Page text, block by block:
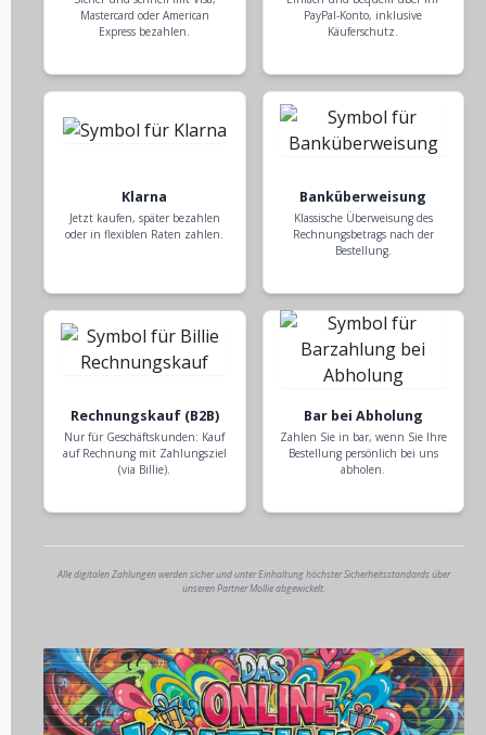
Mastercard oder American
Express bezahlen.
PayPal-Konto, inklusive
Käuferschutz.
Klarna
Jetzt kaufen, später bezahlen
oder in flexiblen Raten zahlen.
Banküberweisung
Klassische Überweisung des
Rechnungsbetrags nach der
Bestellung.
Rechnungskauf (B2B)
Nur für Geschäftskunden: Kauf
auf Rechnung mit Zahlungsziel
(via Billie).
Bar bei Abholung
Zahlen Sie in bar, wenn Sie Ihre
Bestellung persönlich bei uns
abholen.
Alle digitalen Zahlungen werden sicher und unter Einhaltung höchster Sicherheitsstandards über
unseren Partner Mollie abgewickelt.